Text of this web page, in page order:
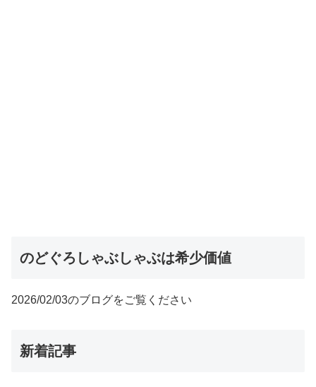
のどぐろしゃぶしゃぶは希少価値
2026/02/03のブログをご覧ください
新着記事